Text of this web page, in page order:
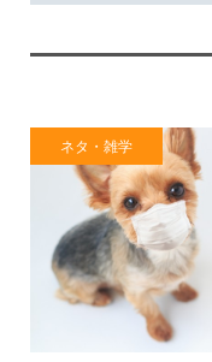
ネタ・雑学